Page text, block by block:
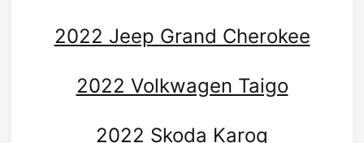
2022 Jeep Grand Cherokee
2022 Volkwagen Taigo
2022 Skoda Karoq